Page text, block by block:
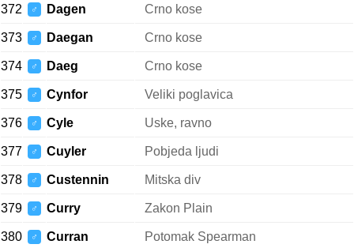
372 ♂ Dagen Crno kose
373 ♂ Daegan Crno kose
374 ♂ Daeg Crno kose
375 ♂ Cynfor Veliki poglavica
376 ♂ Cyle Uske, ravno
377 ♂ Cuyler Pobjeda ljudi
378 ♂ Custennin Mitska div
379 ♂ Curry Zakon Plain
380 ♂ Curran Potomak Spearman